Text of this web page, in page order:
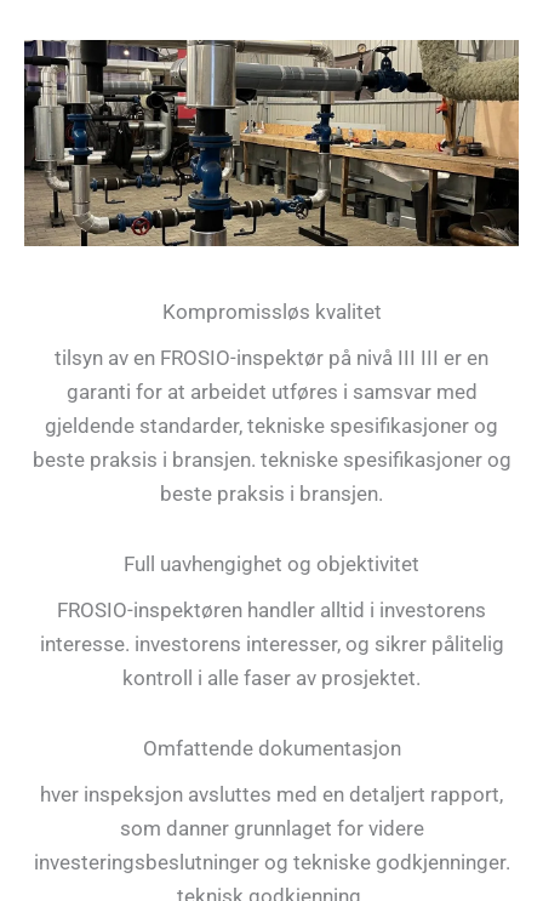
Kompromissløs kvalitet
tilsyn av en FROSIO-inspektør på nivå III III er en
garanti for at arbeidet utføres i samsvar med
gjeldende standarder, tekniske spesifikasjoner og
beste praksis i bransjen. tekniske spesifikasjoner og
beste praksis i bransjen.
Full uavhengighet og objektivitet
FROSIO-inspektøren handler alltid i investorens
interesse. investorens interesser, og sikrer pålitelig
kontroll i alle faser av prosjektet.
Omfattende dokumentasjon
hver inspeksjon avsluttes med en detaljert rapport,
som danner grunnlaget for videre
investeringsbeslutninger og tekniske godkjenninger.